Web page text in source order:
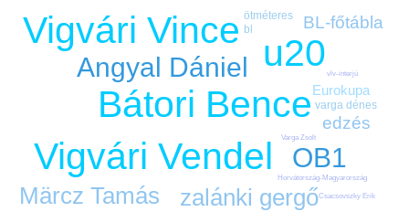
Bátori Bence
u20
Vigvári Vendel
Vigvári Vince
Angyal Dániel
OB1
Märcz Tamás zalánki gergő
BL-főtábla
edzés
Eurokupa
bl
varga dénes
ötméteres
Csacsovszky Erik
Horvátország-Magyarország
Varga Zsolt
vlv-interjú